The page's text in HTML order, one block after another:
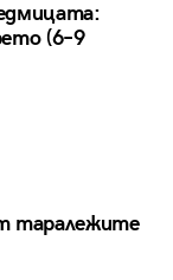
(6–9
таралежите